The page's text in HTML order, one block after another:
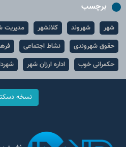
برچسب
شهر شهروند کلانشهر مدیریت
حقوق شهروندی
نشاط اجتماعی
حکمرانی خوب
اداره ارزان شهر
نسخه